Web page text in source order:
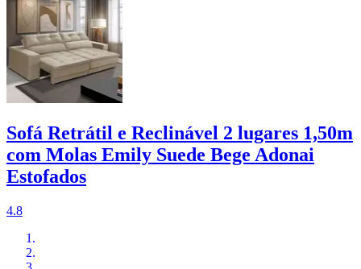
Sofá Retrátil e Reclinável 2 lugares 1,50m
com Molas Emily Suede Bege Adonai
Estofados
4.8